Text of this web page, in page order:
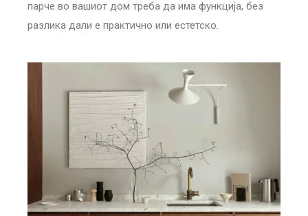
парче во вашиот дом треба да има функција, без
разлика дали е практично или естетско.